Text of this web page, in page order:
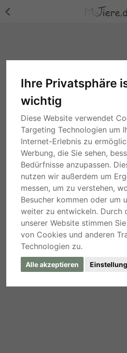
Ihre Privatsphäre
wichtig
Diese Website verwendet
Targeting Technologien um
Internet-Erlebnis zu
Werbung, die Sie sehen,
Bedürfnisse anzupassen.
nutzen wir außerdem um
messen, um zu verstehen,
Besucher kommen oder um
weiter zu entwickeln. Durch
unserer Website stimmen
von Cookies und anderen
Technologien zu.
Alle akzeptieren